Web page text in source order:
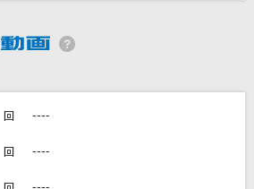
の新曲・ランキングなど
回 ----
回 ----
----